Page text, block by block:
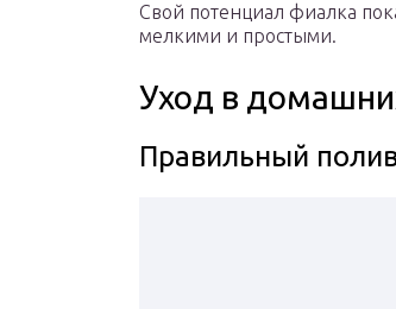
Свой потенциал фиалка
мелкими и простыми.
Уход в
Правильный